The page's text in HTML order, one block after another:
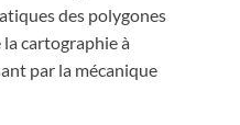
des polygones
cartographie à
par la mécanique